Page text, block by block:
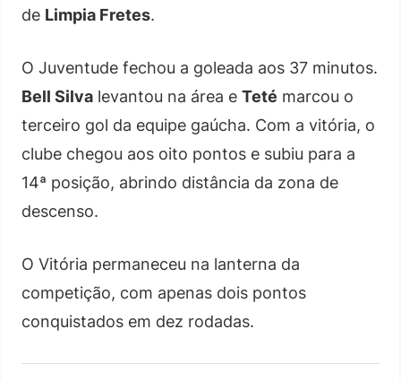
de Limpia Fretes.
O Juventude fechou a goleada aos 37 minutos.
Bell Silva levantou na área e Teté marcou o
terceiro gol da equipe gaúcha. Com a vitória, o
clube chegou aos oito pontos e subiu para a
14ª posição, abrindo distância da zona de
descenso.
O Vitória permaneceu na lanterna da
competição, com apenas dois pontos
conquistados em dez rodadas.